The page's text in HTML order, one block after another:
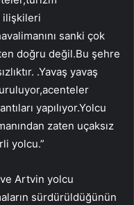
ilişkileri
sanki çok
doğru değil.Bu şehre
.Yavaş yavaş
yapılıyor.Yolcu
zaten uçaksız
yolcu.”
Artvin yolcu
sürdürüldüğünün